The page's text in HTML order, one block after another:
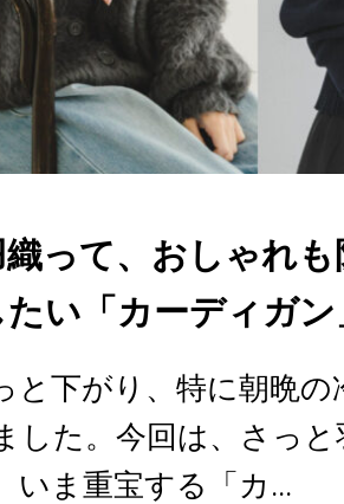
って、おしゃれ
い「カーディガン
と下がり、特に朝晩
した。今回は、さっ
いま重宝する「カ...